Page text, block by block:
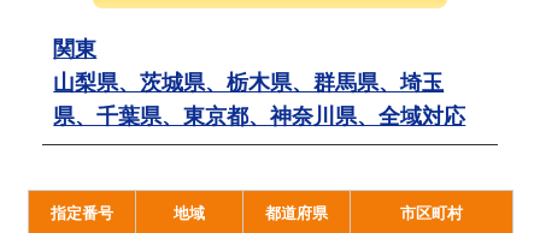
関東
山梨県、茨城県、栃木県、群馬県、埼玉
県、千葉県、東京都、神奈川県、全域対応
指定番号 地域 都道府県 市区町村